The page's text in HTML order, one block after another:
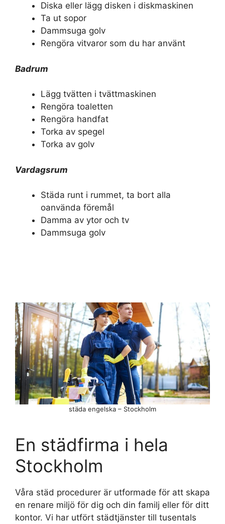
Diska eller lägg disken i diskmaskinen
Ta ut sopor
Dammsuga golv
Rengöra vitvaror som du har använt
Badrum
Lägg tvätten i tvättmaskinen
Rengöra toaletten
Rengöra handfat
Torka av spegel
Torka av golv
Vardagsrum
Städa runt i rummet, ta bort alla
oanvända föremål
Damma av ytor och tv
Dammsuga golv
En städfirma i hela
Stockholm
Våra städ procedurer är utformade för att skapa
en renare miljö för dig och din familj eller för ditt
kontor. Vi har utfört städtjänster till tusentals
städa engelska – Stockholm